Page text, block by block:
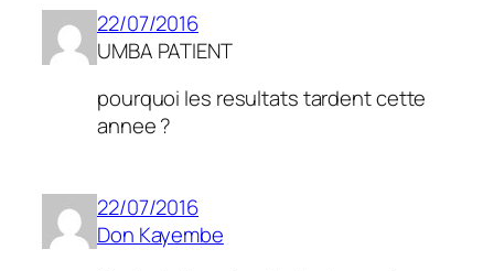
22/07/2016
UMBA PATIENT
pourquoi les resultats tardent cette
annee ?
22/07/2016
Don Kayembe